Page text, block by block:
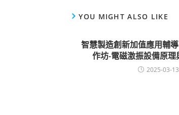
YOU MIGHT ALSO LIKE
智慧製造創新加值應用輔
作坊-電磁激振設備原理
2025-03-13